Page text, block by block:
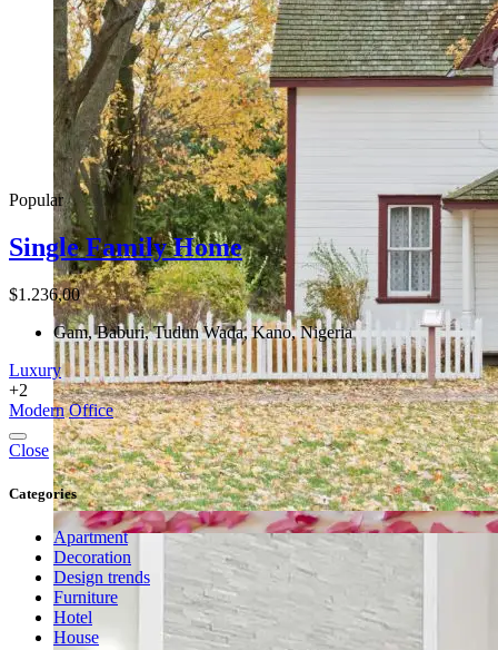
Popular
Single Family Home
$1.236,00
Gam, Baburi, Tudun Wada, Kano, Nigeria
Luxury
+2
Modern Office
Close
Categories
Apartment
Decoration
Design trends
Furniture
Hotel
House